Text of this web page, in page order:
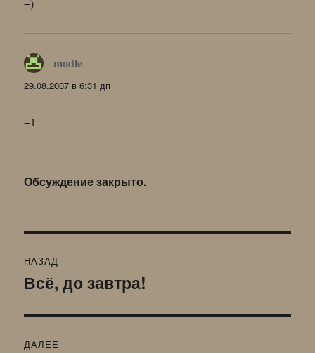
+)
modle
29.08.2007 в 6:31 дп
+1
Обсуждение закрыто.
по
НАЗАД
Предыдущая
Всё, до завтра!
ДАЛЕЕ